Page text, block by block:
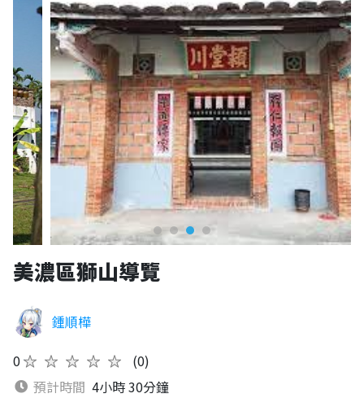
美濃區獅山導覽
鍾順樺
0★★★★★
(0)
預計時間 4小時 30分鐘